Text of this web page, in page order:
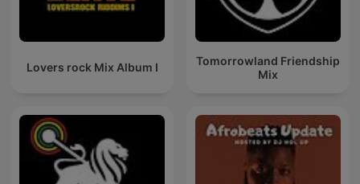
Lovers rock Mix Album I
Tomorrowland Friendship
Mix